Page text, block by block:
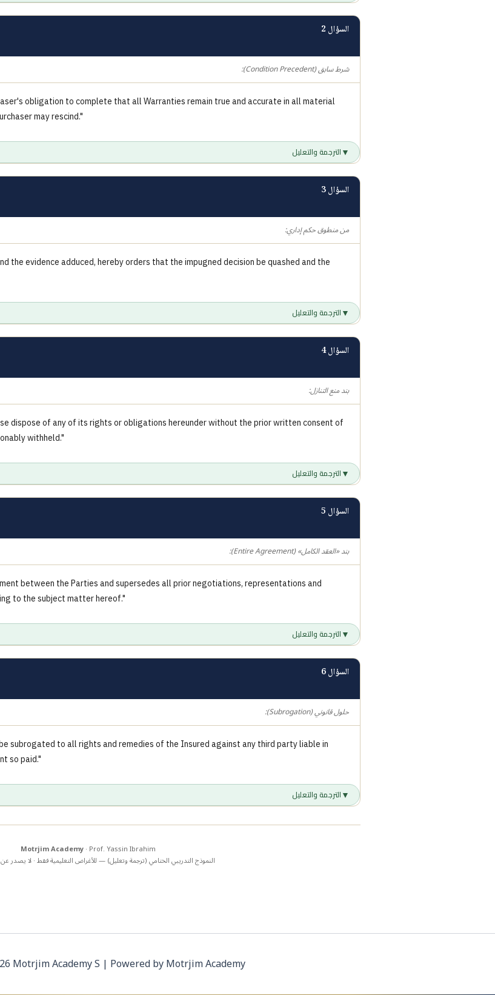
السؤال 2
شرط سابق (Condition Precedent):
obligation to complete that all Warranties remain true and accurate in all material
may rescind."
▼الترجمة والتعليل
السؤال 3
من منطوق حكم إداري:
the evidence adduced, hereby orders that the impugned decision be quashed and the
▼الترجمة والتعليل
السؤال 4
بند منع التنازل:
dispose of any of its rights or obligations hereunder without the prior written consent of
withheld."
▼الترجمة والتعليل
السؤال 5
بند «العقد الكامل» (Entire Agreement):
between the Parties and supersedes all prior negotiations, representations and
to the subject matter hereof."
▼الترجمة والتعليل
السؤال 6
حلول قانوني (Subrogation):
subrogated to all rights and remedies of the Insured against any third party liable in
so paid."
▼الترجمة والتعليل
Motrjim Academy· Prof. Yassin Ibrahim
النموذج التدريبي الختامي (ترجمة وتعليل) — للأغراض التعليمية فقط · لا يصدر
Motrjim Academy S | Powered by Motrjim Academy